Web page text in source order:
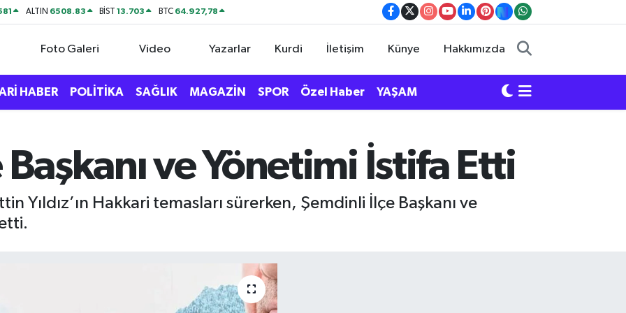
ALTIN 6508.83 BİST13.703 BTC 64.927,78
Foto Galeri Video Yazarlar Kurdi İletişim Künye Hakkımızda
HABER POLİTİKA SAĞLIK MAGAZİN SPOR Özel Haber YAŞAM
ve Yönetimi İstifa Etti
Yıldız’ın Hakkari temasları sürerken, Şemdinli İlçe Başkanı ve